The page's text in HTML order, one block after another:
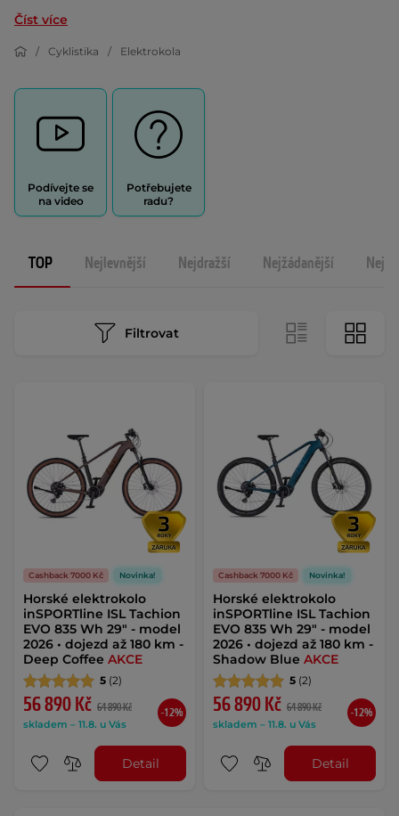
Číst více
Cyklistika Elektrokola
Podívejte se
na video
Potřebujete
radu?
TOP Nejlevnější Nejdražší Nejžádanější
Filtrovat
Cashback 7000 Kč Novinka!
Horské elektrokolo
inSPORTline ISL Tachion
EVO 835 Wh 29" - model
2026 • dojezd až 180 km -
Deep Coffee AKCE
5 (2)
56 890 Kč 64 890 Kč
skladem – 11.8. u Vás
-12%
Detail
Cashback 7000 Kč Novinka!
Horské elektrokolo
inSPORTline ISL Tachion
EVO 835 Wh 29" - model
2026 • dojezd až 180 km -
Shadow Blue AKCE
5 (2)
56 890 Kč 64 890 Kč
skladem – 11.8. u Vás
-12%
Detail